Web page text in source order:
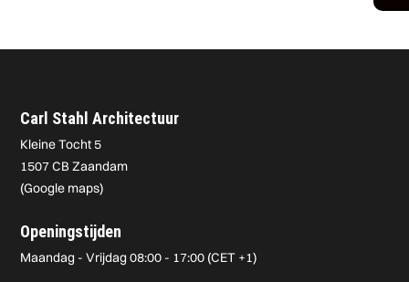
Carl Stahl Architectuur
Kleine Tocht 5
1507 CB Zaandam
(Google maps)
Openingstijden
Maandag - Vrijdag 08:00 - 17:00 (CET +1)